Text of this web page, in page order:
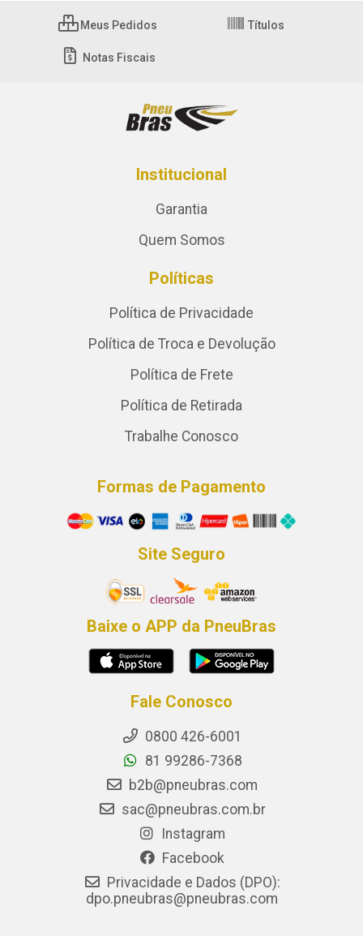
Meus Pedidos Títulos
Notas Fiscais
Institucional
Garantia
Quem Somos
Políticas
Política de Privacidade
Política de Troca e Devolução
Política de Frete
Política de Retirada
Trabalhe Conosco
Formas de Pagamento
Site Seguro
Baixe o APP da PneuBras
Fale Conosco
0800 426-6001
81 99286-7368
b2b@pneubras.com
sac@pneubras.com.br
Instagram
Facebook
Privacidade e Dados (DPO):
dpo.pneubras@pneubras.com